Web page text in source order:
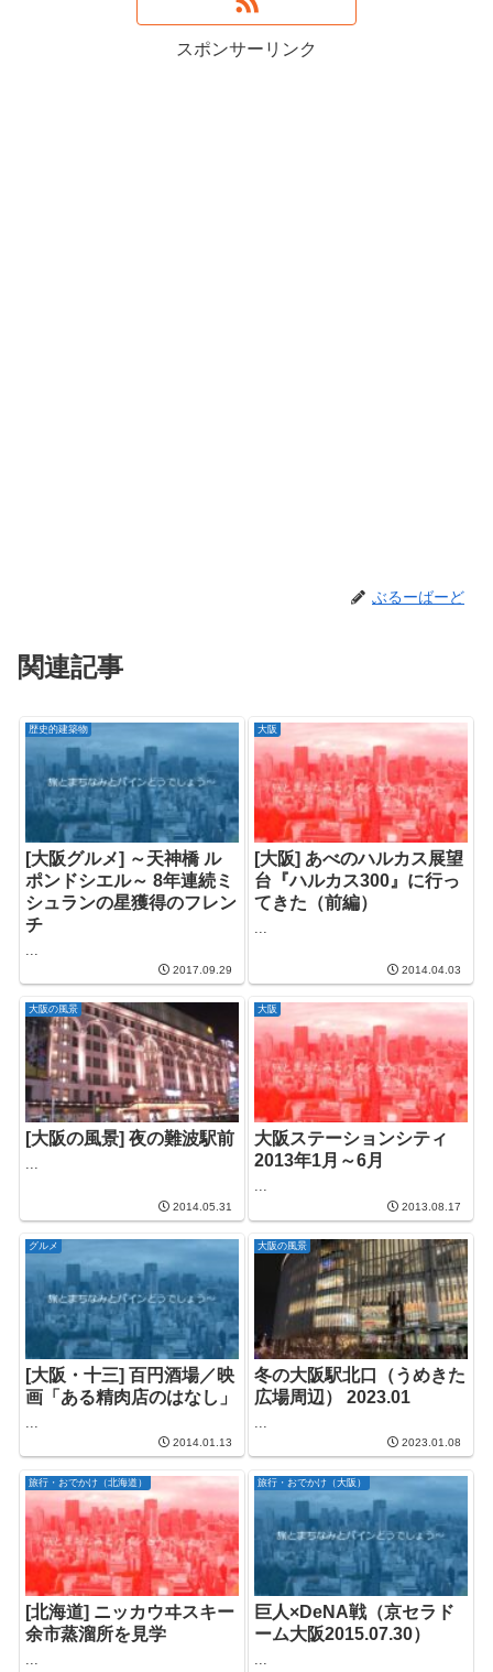
スポンサーリンク
ぶるーばーど
関連記事
歴史的建築物
[大阪グルメ] ～天神橋 ル
ポンドシエル～ 8年連続ミ
シュランの星獲得のフレン
チ
2017.09.29
大阪
[大阪] あべのハルカス展望
台『ハルカス300』に行っ
てきた（前編）
2014.04.03
大阪の風景
[大阪の風景] 夜の難波駅前
...
2014.05.31
大阪
大阪ステーションシティ
2013年1月～6月
...
2013.08.17
グルメ
[大阪・十三] 百円酒場／映
画「ある精肉店のはなし」
...
2014.01.13
大阪の風景
冬の大阪駅北口（うめきた
広場周辺） 2023.01
...
2023.01.08
旅行・おでかけ（北海道）
[北海道] ニッカウヰスキー
余市蒸溜所を見学
旅行・おでかけ（大阪）
巨人×DeNA戦（京セラド
ーム大阪2015.07.30）